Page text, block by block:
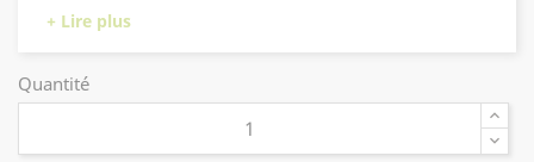
Quantité